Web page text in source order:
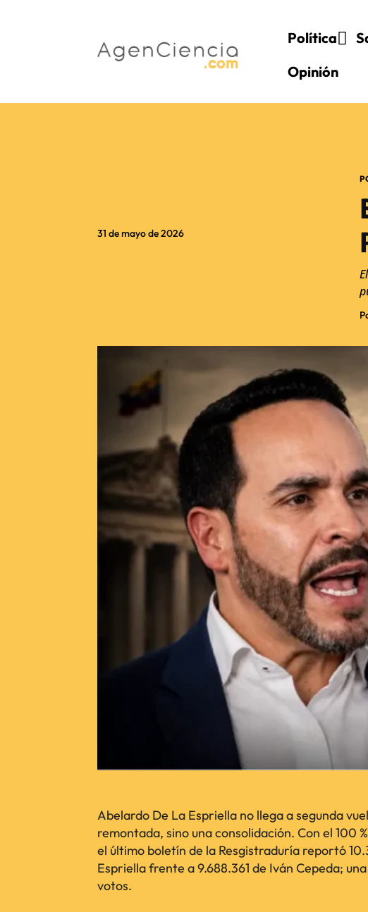
Política
Opinión
31 de mayo de 2026
Abelardo De La Espriella no llega a segunda
remontada, sino una consolidación. Con el 100
el último boletín de la Resgistraduría reportó
Espriella frente a 9.688.361 de Iván Cepeda;
votos.